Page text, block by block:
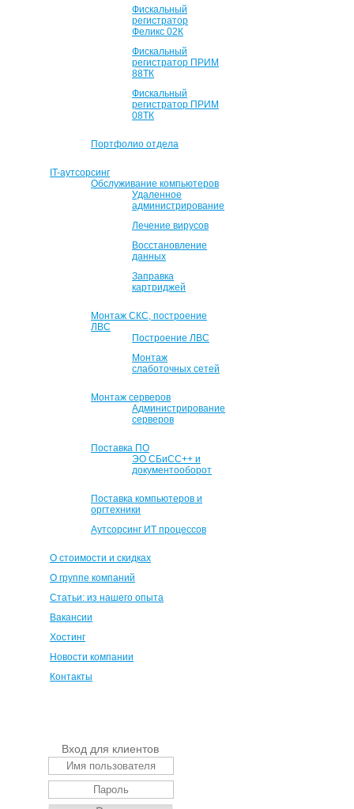
Фискальный
регистратор
Феликс 02К
Фискальный
регистратор ПРИМ
88ТК
Фискальный
регистратор ПРИМ
08ТК
Портфолио отдела
IT-аутсорсинг
Обслуживание компьютеров
Удаленное
администрирование
Лечение вирусов
Восстановление
данных
Заправка
картриджей
Монтаж СКС, построение
ЛВС
Построение ЛВС
Монтаж
слаботочных сетей
Монтаж серверов
Администрирование
серверов
Поставка ПО
ЭО СБиСС++ и
документооборот
Поставка компьютеров и
оргтехники
Аутсорсинг ИТ процессов
О стоимости и скидках
О группе компаний
Статьи: из нашего опыта
Вакансии
Хостинг
Новости компании
Контакты
Вход для клиентов